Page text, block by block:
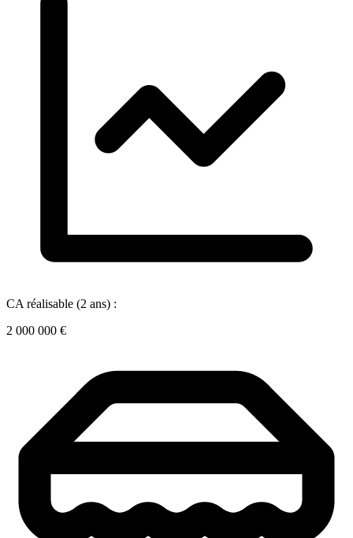
CA réalisable (2 ans) :
2 000 000 €